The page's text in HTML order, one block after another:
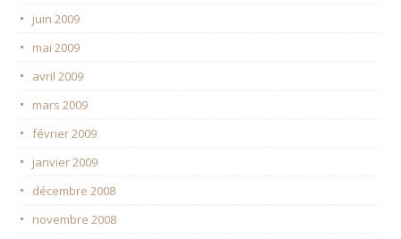
juin 2009
mai 2009
avril 2009
mars 2009
février 2009
janvier 2009
décembre 2008
novembre 2008